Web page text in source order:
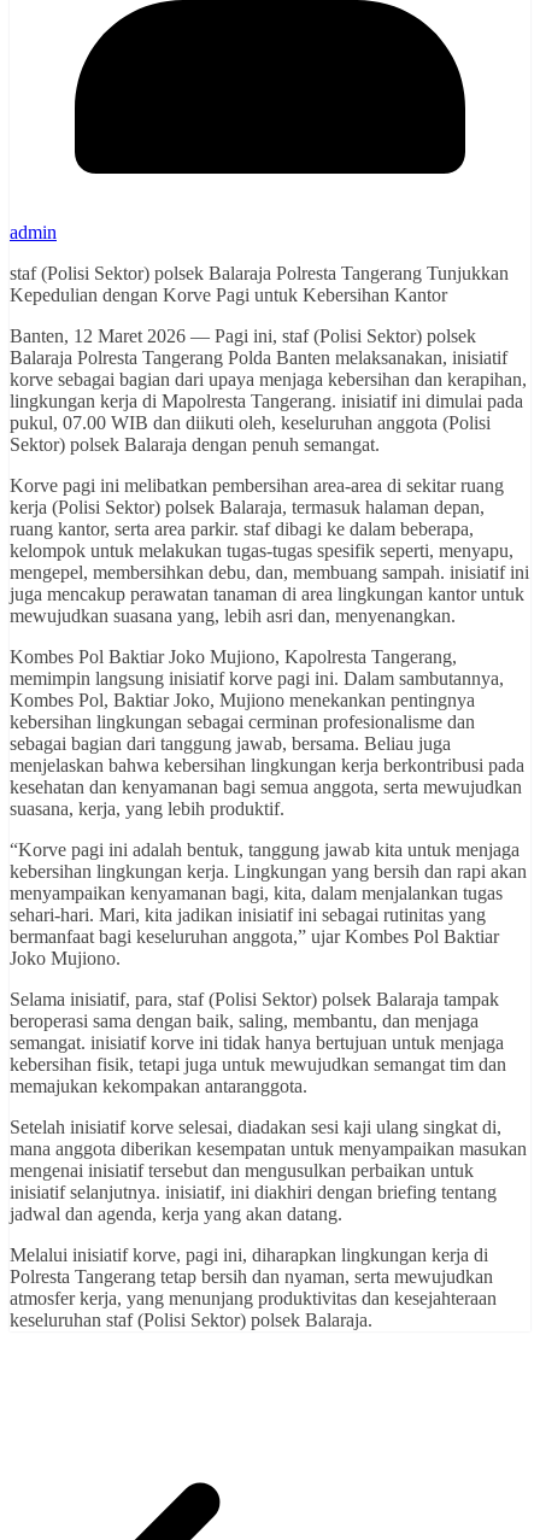
admin
staf (Polisi Sektor) polsek Balaraja Polresta Tangerang Tunjukkan
Kepedulian dengan Korve Pagi untuk Kebersihan Kantor
Banten, 12 Maret 2026 — Pagi ini, staf (Polisi Sektor) polsek
Balaraja Polresta Tangerang Polda Banten melaksanakan, inisiatif
korve sebagai bagian dari upaya menjaga kebersihan dan kerapihan,
lingkungan kerja di Mapolresta Tangerang. inisiatif ini dimulai pada
pukul, 07.00 WIB dan diikuti oleh, keseluruhan anggota (Polisi
Sektor) polsek Balaraja dengan penuh semangat.
Korve pagi ini melibatkan pembersihan area-area di sekitar ruang
kerja (Polisi Sektor) polsek Balaraja, termasuk halaman depan,
ruang kantor, serta area parkir. staf dibagi ke dalam beberapa,
kelompok untuk melakukan tugas-tugas spesifik seperti, menyapu,
mengepel, membersihkan debu, dan, membuang sampah. inisiatif ini
juga mencakup perawatan tanaman di area lingkungan kantor untuk
mewujudkan suasana yang, lebih asri dan, menyenangkan.
Kombes Pol Baktiar Joko Mujiono, Kapolresta Tangerang,
memimpin langsung inisiatif korve pagi ini. Dalam sambutannya,
Kombes Pol, Baktiar Joko, Mujiono menekankan pentingnya
kebersihan lingkungan sebagai cerminan profesionalisme dan
sebagai bagian dari tanggung jawab, bersama. Beliau juga
menjelaskan bahwa kebersihan lingkungan kerja berkontribusi pada
kesehatan dan kenyamanan bagi semua anggota, serta mewujudkan
suasana, kerja, yang lebih produktif.
“Korve pagi ini adalah bentuk, tanggung jawab kita untuk menjaga
kebersihan lingkungan kerja. Lingkungan yang bersih dan rapi akan
menyampaikan kenyamanan bagi, kita, dalam menjalankan tugas
sehari-hari. Mari, kita jadikan inisiatif ini sebagai rutinitas yang
bermanfaat bagi keseluruhan anggota,” ujar Kombes Pol Baktiar
Joko Mujiono.
Selama inisiatif, para, staf (Polisi Sektor) polsek Balaraja tampak
beroperasi sama dengan baik, saling, membantu, dan menjaga
semangat. inisiatif korve ini tidak hanya bertujuan untuk menjaga
kebersihan fisik, tetapi juga untuk mewujudkan semangat tim dan
memajukan kekompakan antaranggota.
Setelah inisiatif korve selesai, diadakan sesi kaji ulang singkat di,
mana anggota diberikan kesempatan untuk menyampaikan masukan
mengenai inisiatif tersebut dan mengusulkan perbaikan untuk
inisiatif selanjutnya. inisiatif, ini diakhiri dengan briefing tentang
jadwal dan agenda, kerja yang akan datang.
Melalui inisiatif korve, pagi ini, diharapkan lingkungan kerja di
Polresta Tangerang tetap bersih dan nyaman, serta mewujudkan
atmosfer kerja, yang menunjang produktivitas dan kesejahteraan
keseluruhan staf (Polisi Sektor) polsek Balaraja.